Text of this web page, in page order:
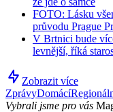
FOTO: Lásku
průvodu Prague
V Brtnici bude
levnější, říká
Zobrazit více
ZprávyDomácí
Vybrali jsme pro vás